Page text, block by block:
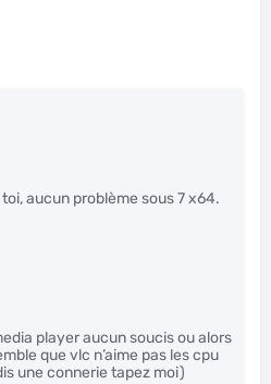
aucun problème sous 7 x64.
player aucun soucis ou alors
que vlc n’aime pas les cpu
une connerie tapez moi)